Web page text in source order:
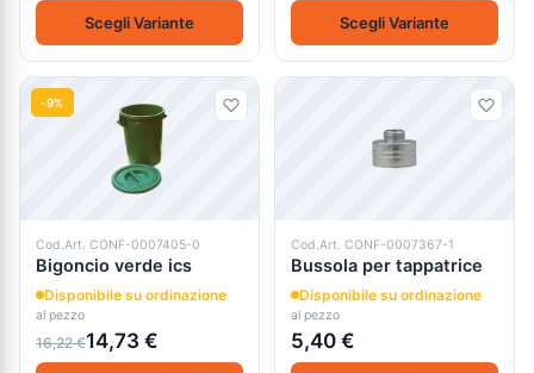
Scegli Variante Scegli Variante
-9%
Cod.Art. CONF-0007405-0
Bigoncio verde ics
Disponibile su ordinazione
al pezzo
16,22 €14,73 €
Cod.Art. CONF-0007367-1
Bussola per tappatrice
Disponibile su ordinazione
al pezzo
5,40 €